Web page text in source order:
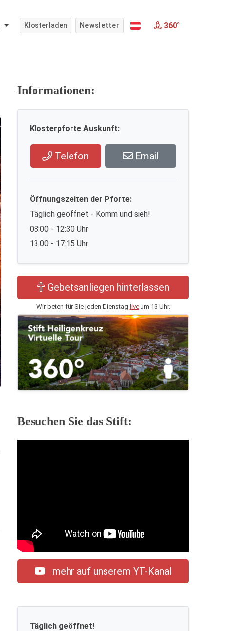
Klosterladen Newsletter 360°
Informationen:
Klosterpforte Auskunft:
Telefon Email
Öffnungszeiten der Pforte:
Täglich geöffnet - Komm und sieh!
08:00 - 12:30 Uhr
13:00 - 17:15 Uhr
Gebetsanliegen hinterlassen
Wir beten für Sie jeden Dienstag liveum 13 Uhr.
Besuchen Sie das Stift:
mehr auf unserem YT-Kanal
Täglich geöffnet!